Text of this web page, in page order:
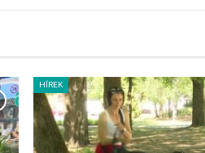
HÍREK